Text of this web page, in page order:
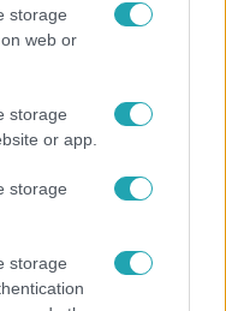
storage
web or
storage
or app.
storage
storage
Shane
működött